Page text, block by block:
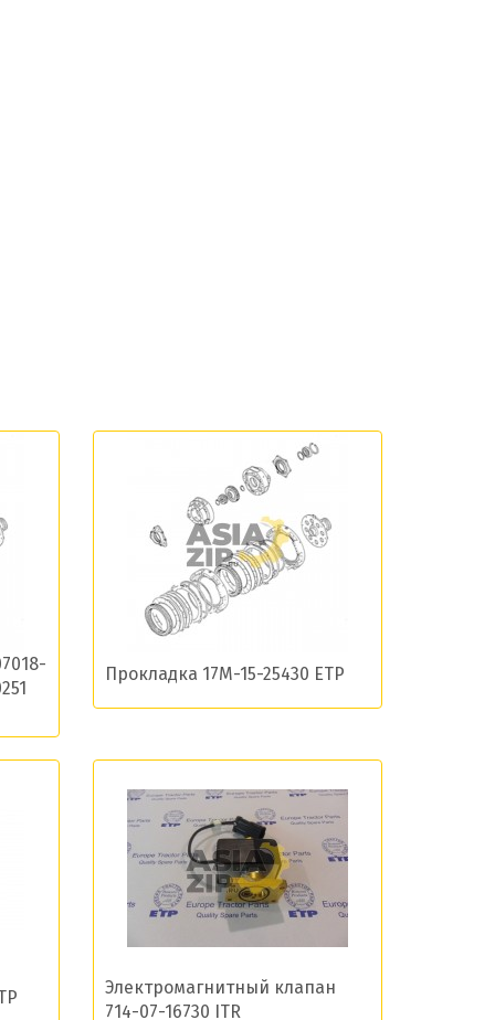
Прокладка 17M-15-25430 ETP
Электромагнитный клапан
714-07-16730 ITR